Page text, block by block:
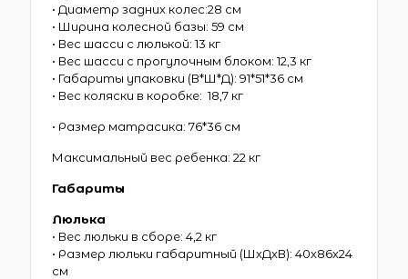
• Диаметр задних колес:28 см
• Ширина колесной базы: 59 см
• Вес шасси с люлькой: 13 кг
• Вес шасси с прогулочным блоком: 12,3 кг
• Габариты упаковки (В*Ш*Д): 91*51*36 см
• Вес коляски в коробке: 18,7 кг
• Размер матрасика: 76*36 см
Максимальный вес ребенка: 22 кг
Габариты
Люлька
• Вес люльки в сборе: 4,2 кг
• Размер люльки габаритный (ШхДхВ): 40х86х24
см